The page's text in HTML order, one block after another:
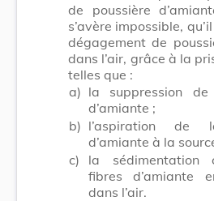
de poussière
s’avère impossible,
dégagement de
dans l’air, grâce à la
telles que :
a) la suppression
d’amiante ;
b) l’aspiration de
d’amiante à la
c)
la sédimentation
fibres d’amiante
dans l’air.